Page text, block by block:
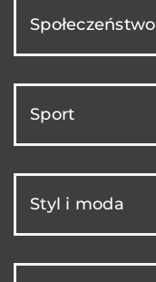
Społeczeństwo
Sport
Styl i moda